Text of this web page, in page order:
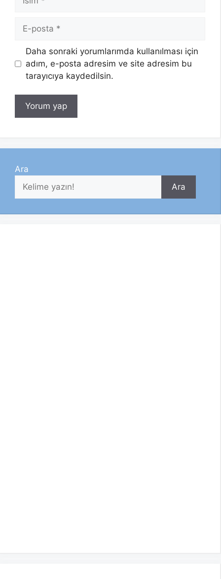
posta
Daha sonraki yorumlarımda kullanılması için
adım, e-posta adresim ve site adresim bu
tarayıcıya kaydedilsin.
Ara
Ara